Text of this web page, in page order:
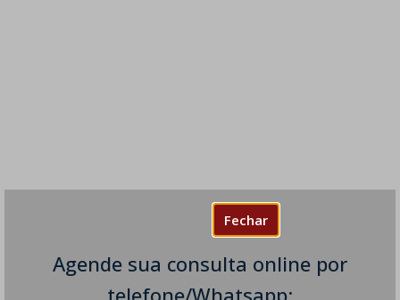
Fechar
Agende sua consulta online por